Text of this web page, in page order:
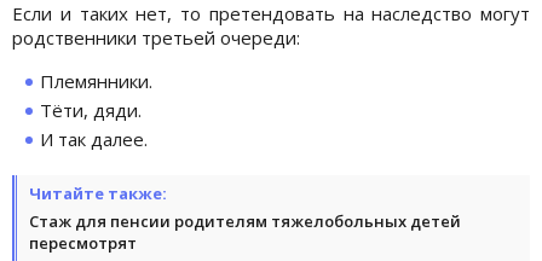
Если и таких нет, то претендовать на наследство могут
родственники третьей очереди:
Племянники.
Тёти, дяди.
И так далее.
Читайте также:
Стаж для пенсии родителям тяжелобольных детей
пересмотрят